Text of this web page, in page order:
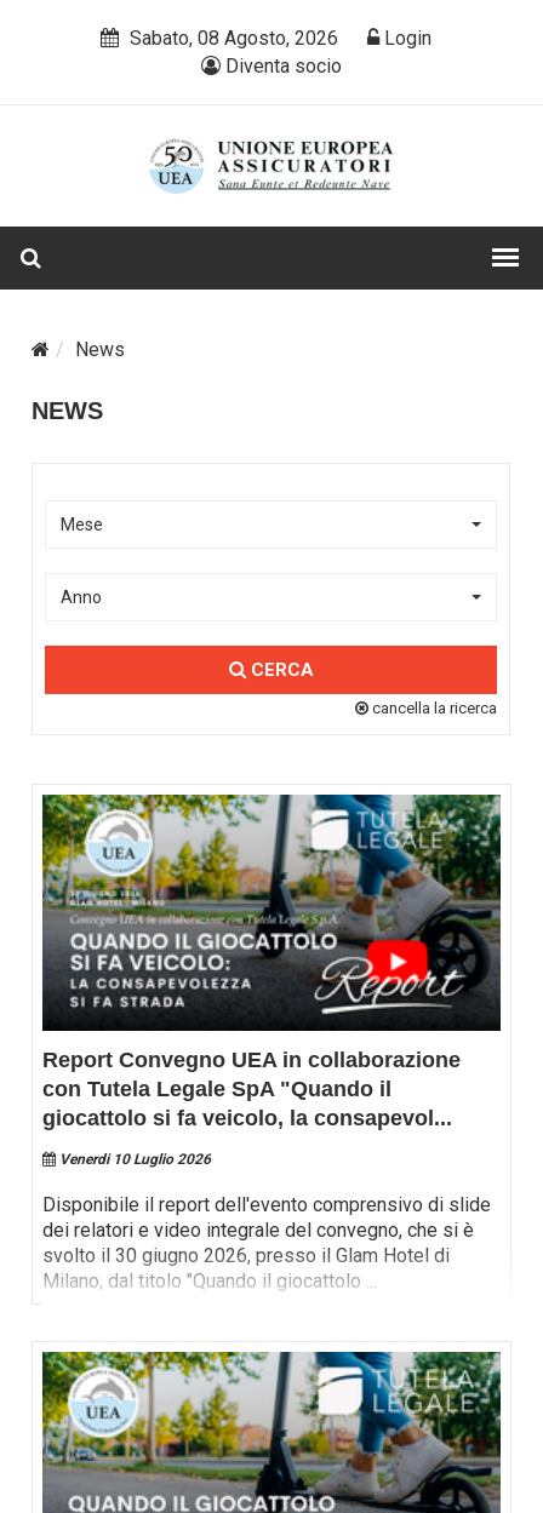
Sabato, 08 Agosto, 2026
Login
Diventa socio
News
NEWS
Mese
Anno
CERCA
cancella la ricerca
Report Convegno UEA in collaborazione
con Tutela Legale SpA "Quando il
giocattolo si fa veicolo, la consapevol ...
Venerdi 10 Luglio 2026
Disponibile il report dell'evento comprensivo di slide
dei relatori e video integrale del convegno, che si è
svolto il 30 giugno 2026, presso il Glam Hotel di
Milano, dal titolo "Quando il giocattolo ...